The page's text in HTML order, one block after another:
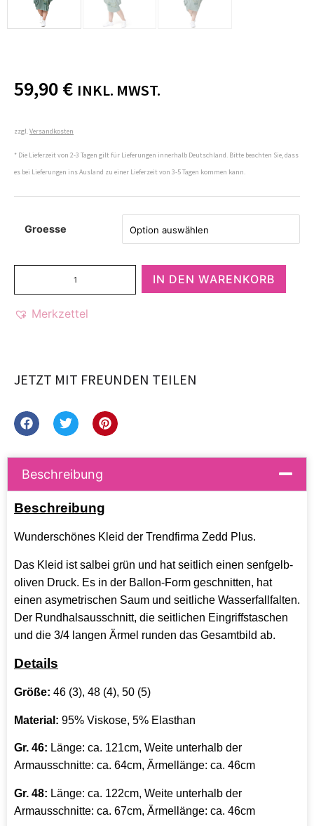
59,90€ INKL. MWST.
zzgl. Versandkosten
* Die Lieferzeit von 2-3 Tagen gilt für Lieferungen innerhalb Deutschland. Bitte beachten Sie, dass
es bei Lieferungen ins Ausland zu einer Lieferzeit von 3-5 Tagen kommen kann.
Groesse
IN DEN WARENKORB
Merkzettel
JETZT MIT FREUNDEN TEILEN
Beschreibung
Beschreibung
Wunderschönes Kleid der Trendfirma Zedd Plus.
Das Kleid ist salbei grün und hat seitlich einen senfgelb-
oliven Druck. Es in der Ballon-Form geschnitten, hat
einen asymetrischen Saum und seitliche Wasserfallfalten.
Der Rundhalsausschnitt, die seitlichen Eingriffstaschen
und die 3/4 langen Ärmel runden das Gesamtbild ab.
Details
Größe: 46 (3), 48 (4), 50 (5)
Material: 95% Viskose, 5% Elasthan
Gr. 46: Länge: ca. 121cm, Weite unterhalb der
Armausschnitte: ca. 64cm, Ärmellänge: ca. 46cm
Gr. 48: Länge: ca. 122cm, Weite unterhalb der
Armausschnitte: ca. 67cm, Ärmellänge: ca. 46cm